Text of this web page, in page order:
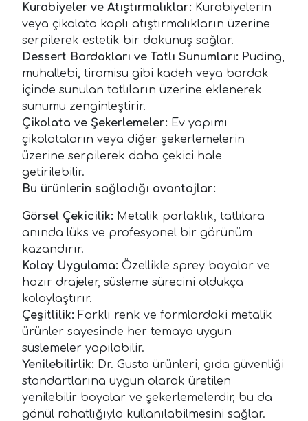
Kurabiyeler ve Atıştırmalıklar: Kurabiyelerin
veya çikolata kaplı atıştırmalıkların üzerine
serpilerek estetik bir dokunuş sağlar.
Dessert Bardakları ve Tatlı Sunumları: Puding,
muhallebi, tiramisu gibi kadeh veya bardak
içinde sunulan tatlıların üzerine eklenerek
sunumu zenginleştirir.
Çikolata ve Şekerlemeler: Ev yapımı
çikolataların veya diğer şekerlemelerin
üzerine serpilerek daha çekici hale
getirilebilir.
Bu ürünlerin sağladığı avantajlar:
Görsel Çekicilik: Metalik parlaklık, tatlılara
anında lüks ve profesyonel bir görünüm
kazandırır.
Kolay Uygulama: Özellikle sprey boyalar ve
hazır drajeler, süsleme sürecini oldukça
kolaylaştırır.
Çeşitlilik: Farklı renk ve formlardaki metalik
ürünler sayesinde her temaya uygun
süslemeler yapılabilir.
Yenilebilirlik: Dr. Gusto ürünleri, gıda güvenliği
standartlarına uygun olarak üretilen
yenilebilir boyalar ve şekerlemelerdir, bu da
gönül rahatlığıyla kullanılabilmesini sağlar.